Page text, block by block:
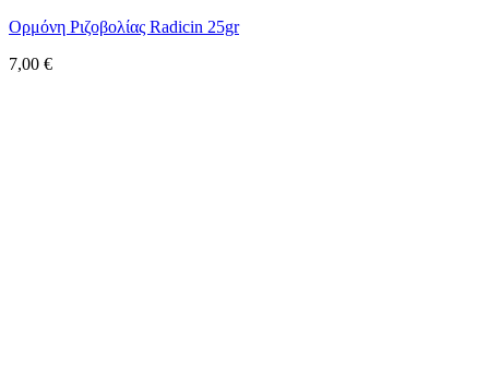
Ορμόνη Ριζοβολίας Radicin 25gr
7,00 €